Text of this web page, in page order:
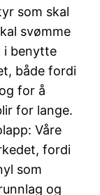
som skal
svømme
i benytte
både fordi
for å
for lange.
Våre
fordi
som
og